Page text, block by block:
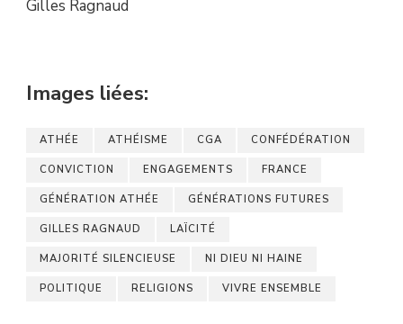
Gilles Ragnaud
Images liées:
ATHÉE ATHÉISME CGA CONFÉDÉRATION
CONVICTION ENGAGEMENTS FRANCE
GÉNÉRATION ATHÉE GÉNÉRATIONS FUTURES
GILLES RAGNAUD LAÏCITÉ
MAJORITÉ SILENCIEUSE NI DIEU NI HAINE
POLITIQUE RELIGIONS VIVRE ENSEMBLE